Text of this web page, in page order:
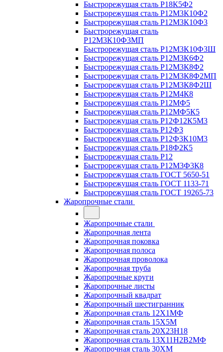
Быстрорежущая сталь Р18К5Ф2
Быстрорежущая сталь Р12М3К10Ф2
Быстрорежущая сталь Р12М3К10Ф3
Быстрорежущая сталь
Р12М3К10Ф3МП
Быстрорежущая сталь Р12М3К10Ф3Ш
Быстрорежущая сталь Р12М3К6Ф2
Быстрорежущая сталь Р12М3К8Ф2
Быстрорежущая сталь Р12М3К8Ф2МП
Быстрорежущая сталь Р12М3К8Ф2Ш
Быстрорежущая сталь Р12М4К8
Быстрорежущая сталь Р12МФ5
Быстрорежущая сталь Р12МФ5К5
Быстрорежущая сталь Р12Ф12К5М3
Быстрорежущая сталь Р12Ф3
Быстрорежущая сталь Р12Ф3К10М3
Быстрорежущая сталь Р18Ф2К5
Быстрорежущая сталь Р12
Быстрорежущая сталь Р12М3Ф3К8
Быстрорежущая сталь ГОСТ 5650-51
Быстрорежущая сталь ГОСТ 1133-71
Быстрорежущая сталь ГОСТ 19265-73
Жаропрочные стали
Жаропрочные стали
Жаропрочная лента
Жаропрочная поковка
Жаропрочная полоса
Жаропрочная проволока
Жаропрочная труба
Жаропрочные круги
Жаропрочные листы
Жаропрочный квадрат
Жаропрочный шестигранник
Жаропрочная сталь 12Х1МФ
Жаропрочная сталь 15Х5М
Жаропрочная сталь 20Х23Н18
Жаропрочная сталь 13Х11Н2В2МФ
Жаропрочная сталь 30ХМ